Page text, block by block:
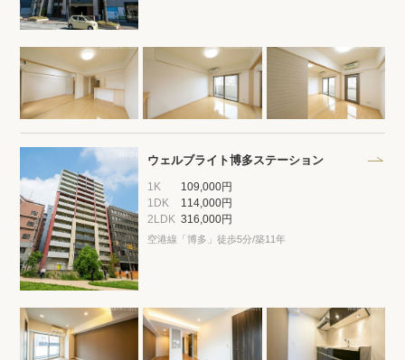
ウェルブライト博多ステーション
1K
109,000円
1DK
114,000円
2LDK 316,000円
空港線「博多」徒歩5分/築11年